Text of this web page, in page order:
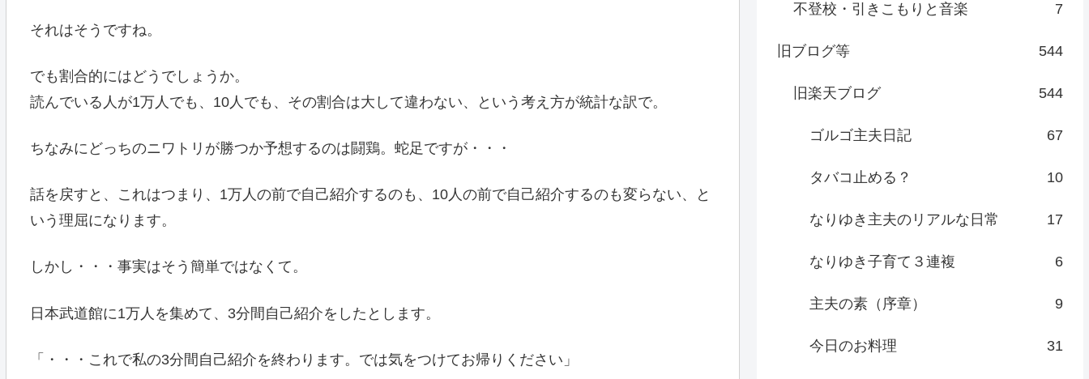
それはそうですね。
でも割合的にはどうでしょうか。
読んでいる人が1万人でも、10人でも、その割合は大して違わない、という考え方が統計な訳で。
ちなみにどっちのニワトリが勝つか予想するのは闘鶏。蛇足ですが・・・
話を戻すと、これはつまり、1万人の前で自己紹介するのも、10人の前で自己紹介するのも変らない、と
いう理屈になります。
しかし・・・事実はそう簡単ではなくて。
日本武道館に1万人を集めて、3分間自己紹介をしたとします。
「・・・これで私の3分間自己紹介を終わります。では気をつけてお帰りください」
不登校・引きこもりと音楽 7
旧ブログ等 544
旧楽天ブログ 544
ゴルゴ主夫日記 67
タバコ止める？ 10
なりゆき主夫のリアルな日常 17
なりゆき子育て３連複 6
主夫の素（序章） 9
今日のお料理 31